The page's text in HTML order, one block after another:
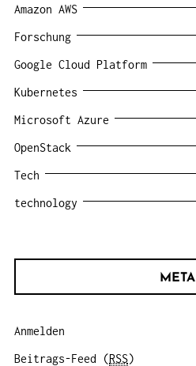
Amazon AWS
Forschung
Google Cloud Platform
Kubernetes
Microsoft Azure
OpenStack
Tech
technology
META
Anmelden
Beitrags-Feed (RSS)